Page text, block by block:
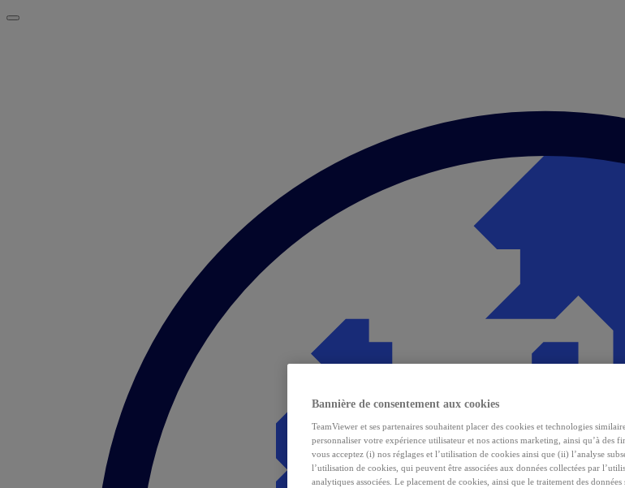
Bannière de consentement aux cookies
TeamViewer et ses partenaires souhaitent placer des cookies et technologies
personnaliser votre expérience utilisateur et nos actions marketing, ainsi qu’à des
vous acceptez (i) nos réglages et l’utilisation de cookies ainsi que (ii) l’analyse
l’utilisation de cookies, qui peuvent être associées aux données collectées par
analytiques associées. Le placement de cookies, ainsi que le traitement des